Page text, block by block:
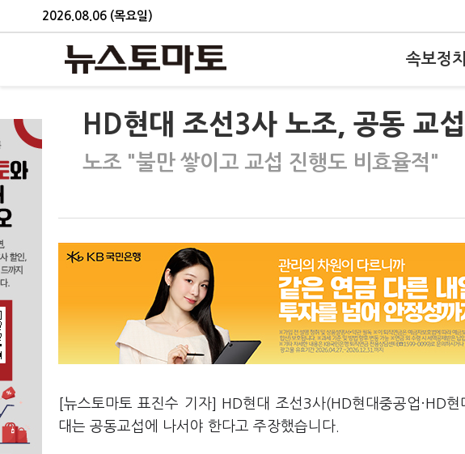
2026.08.06 (목요일)
속보정치
HD현대 조선3사 노조, 공동 교
노조 "불만 쌓이고 교섭 진행도 비효율적"
[뉴스토마토 표진수 기자] HD현대 조선3사(HD현대중공업·HD
대는 공동교섭에 나서야 한다고 주장했습니다.